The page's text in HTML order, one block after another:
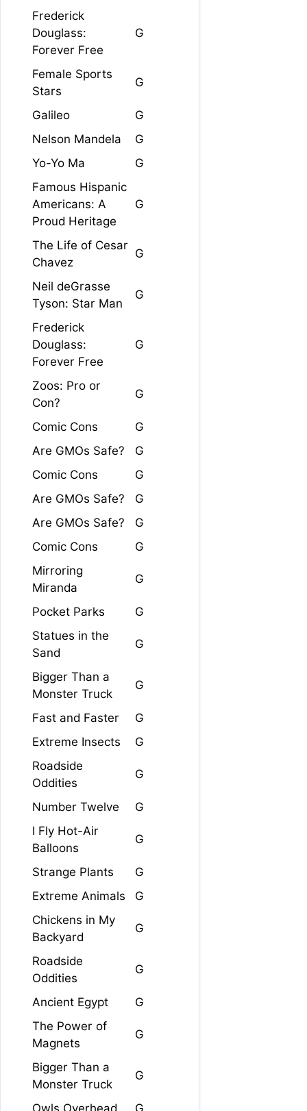
Frederick
Douglass:
Forever Free
G
Female Sports
Stars
G
Galileo
G
Nelson Mandela
G
Yo-Yo Ma
G
Famous Hispanic
Americans: A
Proud Heritage
G
The Life of Cesar
Chavez
G
Neil deGrasse
Tyson: Star Man
G
Frederick
Douglass:
Forever Free
G
Zoos: Pro or
Con?
G
Comic Cons
G
Are GMOs Safe?
G
Comic Cons
G
Are GMOs Safe?
G
Are GMOs Safe?
G
Comic Cons
G
Mirroring
Miranda
G
Pocket Parks
G
Statues in the
Sand
G
Bigger Than a
Monster Truck
G
Fast and Faster
G
Extreme Insects
G
Roadside
Oddities
G
Number Twelve
G
I Fly Hot-Air
Balloons
G
Strange Plants
G
Extreme Animals
G
Chickens in My
Backyard
G
Roadside
Oddities
G
Ancient Egypt
G
The Power of
Magnets
G
Bigger Than a
Monster Truck
G